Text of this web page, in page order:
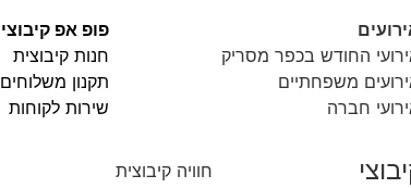
החודש בכפר מסריק
משפחתיים
חברה
פופ אפ קיבוצי
חנות קיבוצית
תקנון משלוחים
שירות לקוחות
חוויה קיבוצית